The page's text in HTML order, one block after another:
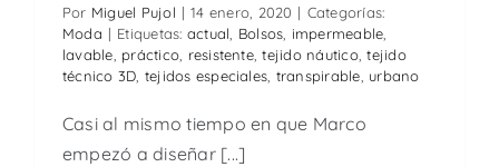
Por Miguel Pujol | 14 enero, 2020 | Categorías:
Moda | Etiquetas: actual, Bolsos, impermeable,
lavable, práctico, resistente,tejido náutico,tejido
técnico 3D, tejidos especiales, transpirable, urbano
Casi al mismo tiempo en que Marco
empezó a diseñar [...]